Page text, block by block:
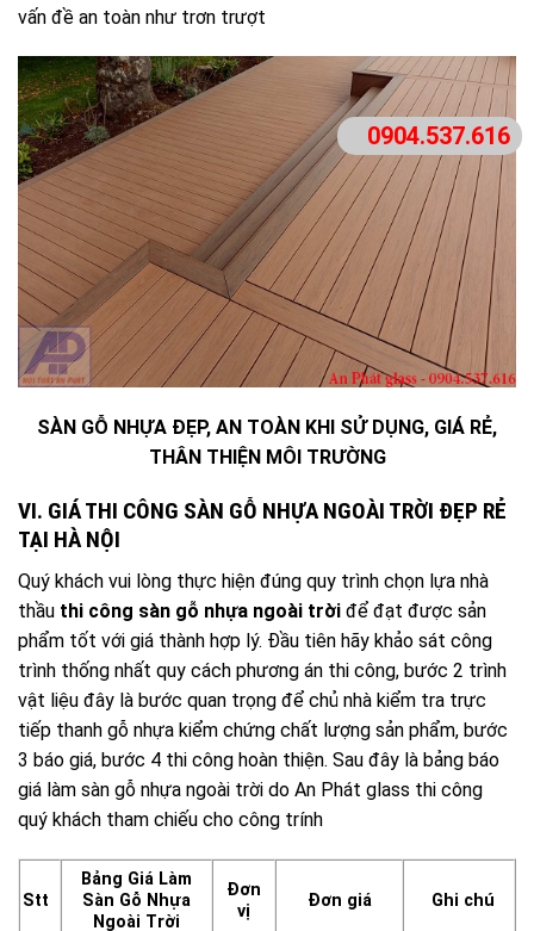
vấn đề an toàn như trơn trượt
SÀN GỖ NHỰA ĐẸP, AN TOÀN KHI SỬ DỤNG, GIÁ RẺ,
THÂN THIỆN MÔI TRƯỜNG
VI. GIÁ THI CÔNG SÀN GỖ NHỰA NGOÀI TRỜI ĐẸP RẺ
TẠI HÀ NỘI
Quý khách vui lòng thực hiện đúng quy trình chọn lựa nhà
thầu thi công sàn gỗ nhựa ngoài trời để đạt được sản
phẩm tốt với giá thành hợp lý. Đầu tiên hãy khảo sát công
trình thống nhất quy cách phương án thi công, bước 2 trình
vật liệu đây là bước quan trọng để chủ nhà kiểm tra trực
tiếp thanh gỗ nhựa kiểm chứng chất lượng sản phẩm, bước
3 báo giá, bước 4 thi công hoàn thiện. Sau đây là bảng báo
giá làm sàn gỗ nhựa ngoài trời do An Phát glass thi công
quý khách tham chiếu cho công trính
Stt
Bảng Giá Làm
Sàn Gỗ Nhựa
Ngoài Trời
Đơn
vị
Đơn giá Ghi chú
0904.537.616